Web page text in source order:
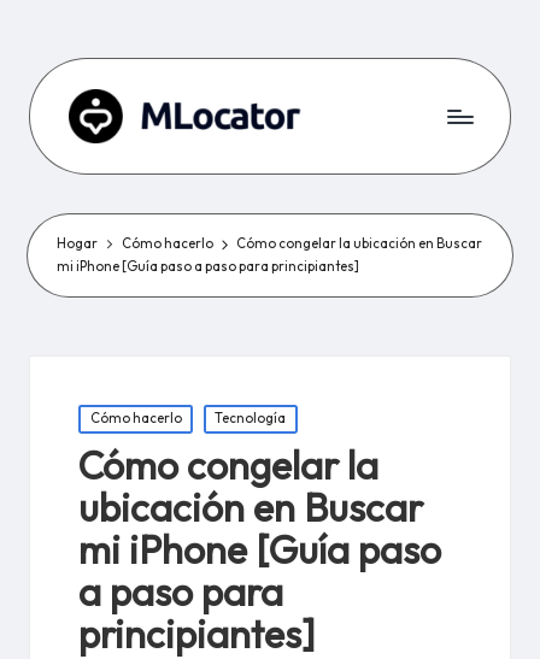
Hogar Cómo hacerlo
Cómo congelar la ubicación en Buscar
mi iPhone [Guía paso a paso para principiantes]
Publicado
en
Cómo hacerlo Tecnología
Cómo congelar la
ubicación en Buscar
mi iPhone [Guía paso
a paso para
principiantes]